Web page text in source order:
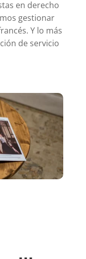
en derecho
gestionar
Y lo más
de servicio